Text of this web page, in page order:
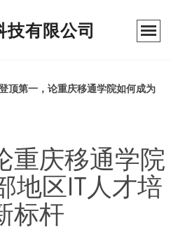
技有限公司
顶第一，论重庆移通学院如何成为
重庆移通学院
地区IT人才培
标杆